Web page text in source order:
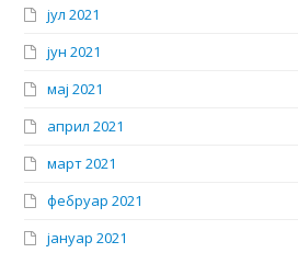
јул 2021
јун 2021
мај 2021
април 2021
март 2021
фебруар 2021
јануар 2021